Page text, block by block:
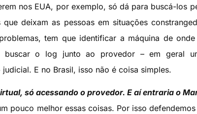
nos EUA, por exemplo, só dá para buscá-los
deixam as pessoas em situações
tem que identificar a máquina de
buscar o log junto ao provedor – em geral
E no Brasil, isso não é coisa simples.
só acessando o provedor. E aí entraria o
pouco melhor essas coisas. Por isso